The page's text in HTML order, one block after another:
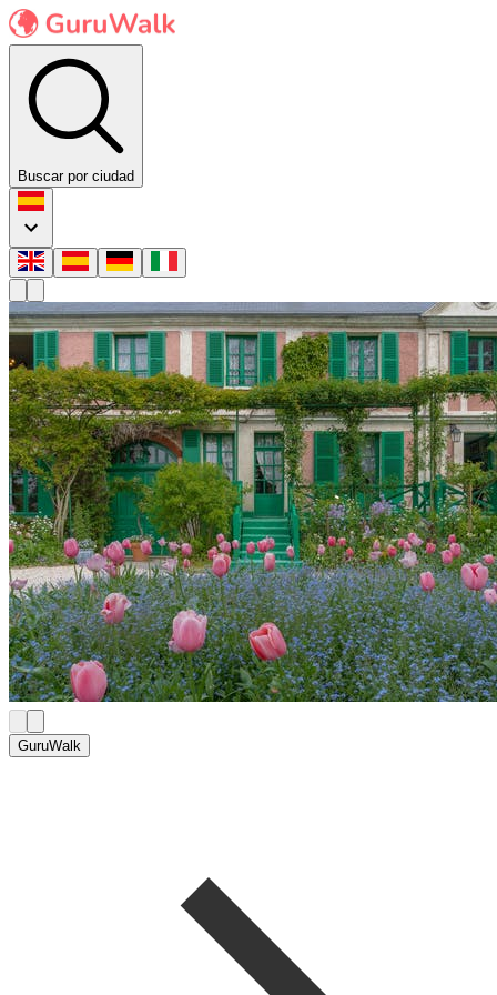
Buscar por ciudad
GuruWalk